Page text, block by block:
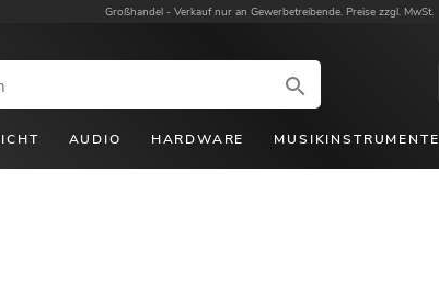
Großhandel - Verkauf nur an Gewerbetreibende. Preise zzgl. MwSt.
AUDIO HARDWARE MUSIKINSTRUMENTE